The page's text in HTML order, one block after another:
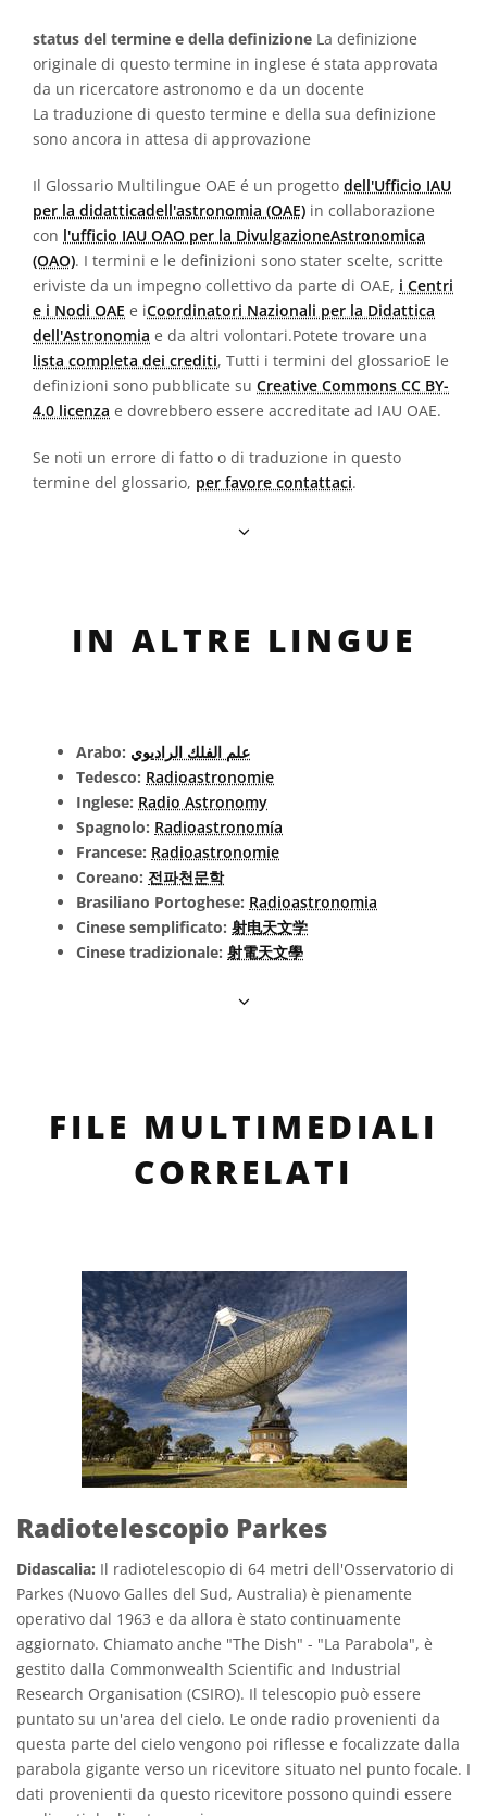
status del termine e della definizione La definizione
originale di questo termine in inglese é stata approvata
da un ricercatore astronomo e da un docente
La traduzione di questo termine e della sua definizione
sono ancora in attesa di approvazione
Il Glossario Multilingue OAE é un progetto dell'Ufficio IAU
per la didatticadell'astronomia (OAE) in collaborazione
con l'ufficio IAU OAO per la DivulgazioneAstronomica
(OAO). I termini e le definizioni sono stater scelte, scritte
eriviste da un impegno collettivo da parte di OAE, i Centri
e i Nodi OAE e iCoordinatori Nazionali per la Didattica
dell'Astronomia e da altri volontari.Potete trovare una
lista completa dei crediti, Tutti i termini del glossarioE le
definizioni sono pubblicate su Creative Commons CC BY-
4.0 licenza e dovrebbero essere accreditate ad IAU OAE.
Se noti un errore di fatto o di traduzione in questo
termine del glossario, per favore contattaci.
IN ALTRE LINGUE
Arabo: علم الفلك الراديوي
Tedesco: Radioastronomie
Inglese: Radio Astronomy
Spagnolo: Radioastronomía
Francese: Radioastronomie
Coreano: 전파천문학
Brasiliano Portoghese: Radioastronomia
Cinese semplificato: 射电天文学
Cinese tradizionale: 射電天文學
FILE MULTIMEDIALI
CORRELATI
Radiotelescopio Parkes
Didascalia: Il radiotelescopio di 64 metri dell'Osservatorio di
Parkes (Nuovo Galles del Sud, Australia) è pienamente
operativo dal 1963 e da allora è stato continuamente
aggiornato. Chiamato anche "The Dish" - "La Parabola", è
gestito dalla Commonwealth Scientific and Industrial
Research Organisation (CSIRO). Il telescopio può essere
puntato su un'area del cielo. Le onde radio provenienti da
questa parte del cielo vengono poi riflesse e focalizzate dalla
parabola gigante verso un ricevitore situato nel punto focale. I
dati provenienti da questo ricevitore possono quindi essere